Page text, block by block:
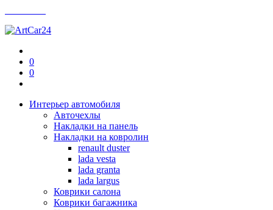
0
0
Интерьер автомобиля
Авточехлы
Накладки на панель
Накладки на ковролин
renault duster
lada vesta
lada granta
lada largus
Коврики салона
Коврики багажника